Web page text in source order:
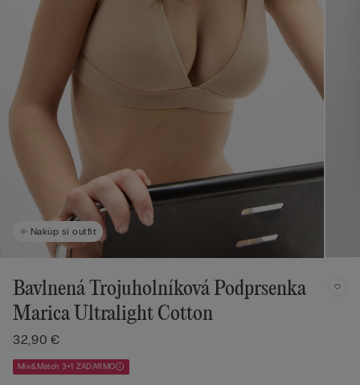
Nakúp si outfit
Bavlnená Trojuholníková Podprsenka
Marica Ultralight Cotton
32,90 €
Mix&Match 3+1 ZADARMO